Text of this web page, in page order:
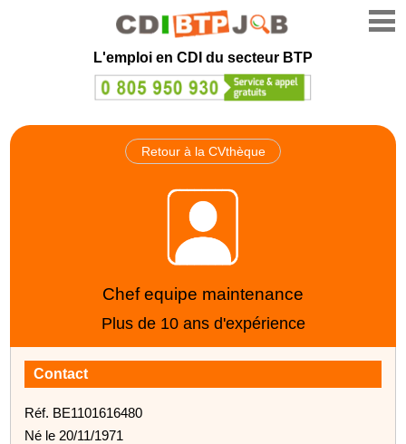
L'emploi en CDI du secteur BTP
Retour à la CVthèque
Chef equipe maintenance
Plus de 10 ans d'expérience
Contact
Réf. BE1101616480
Né le 20/11/1971